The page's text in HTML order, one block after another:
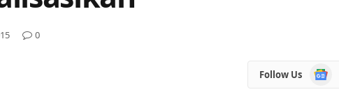
0
Follow Us
Google
News